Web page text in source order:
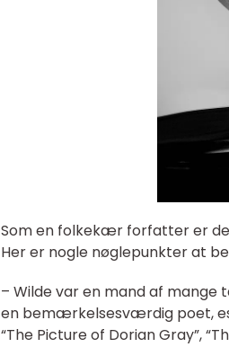
Som en folkekær forfatter er
Her er nogle nøglepunkter at
– Wilde var en mand af
en bemærkelsesværdig poet,
“The Picture of Dorian Gray”,